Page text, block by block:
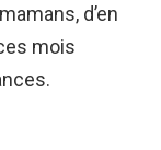
d’en
mois